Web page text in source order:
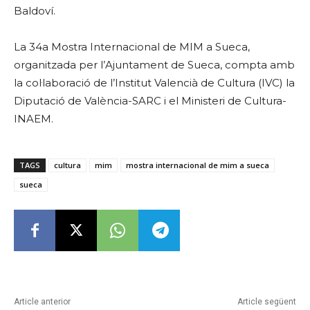
Baldoví.
La 34a Mostra Internacional de MIM a Sueca,
organitzada per l’Ajuntament de Sueca, compta amb
la col·laboració de l’Institut Valencià de Cultura (IVC) la
Diputació de València-SARC i el Ministeri de Cultura-
INAEM.
TAGS cultura mim
mostra internacional de mim a sueca
sueca
Article anterior Article següent